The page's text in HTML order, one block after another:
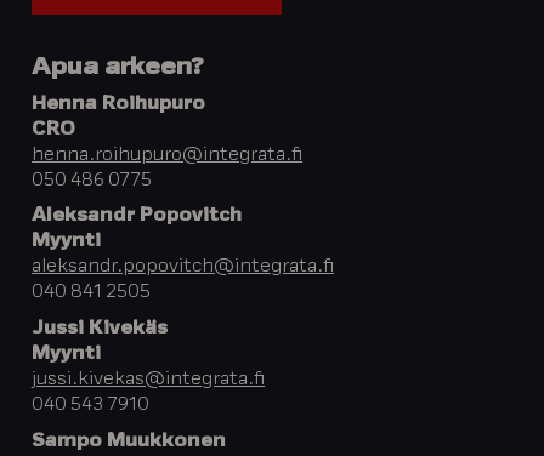
Apua arkeen?
Henna Roihupuro
CRO
henna.roihupuro@integrata.fi
050 486 0775
Aleksandr Popovitch
Myynti
aleksandr.popovitch@integrata.fi
040 841 2505
Jussi Kivekäs
Myynti
jussi.kivekas@integrata.fi
040 543 7910
Sampo Muukkonen